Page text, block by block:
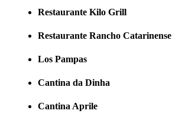
Restaurante Kilo Grill
Restaurante Rancho Catarinense
Los Pampas
Cantina da Dinha
Cantina Aprile